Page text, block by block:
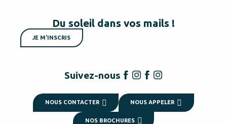
Du soleil dans vos mails !
JE M'INSCRIS
Suivez-nous
NOUS CONTACTER NOUS APPELER
NOS BROCHURES